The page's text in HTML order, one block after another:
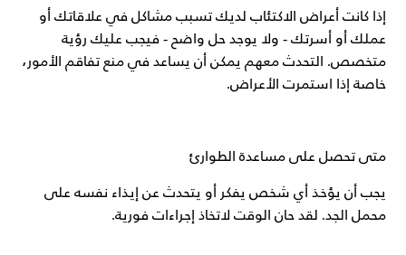
إذا كانت أعراض الاكتئاب لديك تسبب مشاكل في علاقاتك أو
عملك أو أسرتك - ولا يوجد حل واضح - فيجب عليك رؤية
متخصص. التحدث معهم يمكن أن يساعد في منع تفاقم الأمور،
خاصة إذا استمرت الأعراض.
متى تحصل على مساعدة الطوارئ
يجب أن يؤخذ أي شخص يفكر أو يتحدث عن إيذاء نفسه على
محمل الجد. لقد حان الوقت لاتخاذ إجراءات فورية.